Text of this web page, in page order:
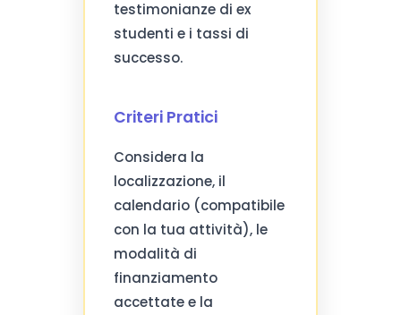
testimonianze di ex
studenti e i tassi di
successo.
Criteri Pratici
Considera la
localizzazione, il
calendario (compatibile
con la tua attività), le
modalità di
finanziamento
accettate e la